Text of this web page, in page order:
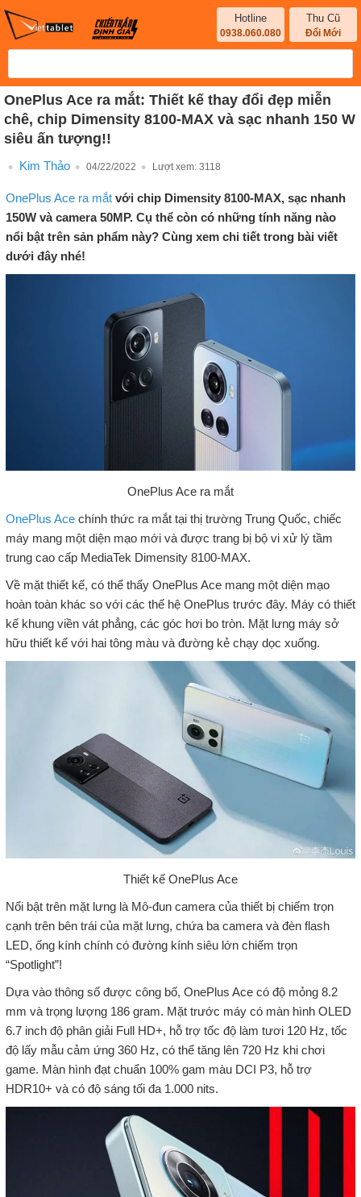
Hotline
0938.060.080
Thu Cũ
Đổi Mới
OnePlus Ace ra mắt: Thiết kế thay đổi đẹp miễn
chê, chip Dimensity 8100-MAX và sạc nhanh 150 W
siêu ấn tượng!!
Kim Thảo 04/22/2022 Lượt xem: 3118
OnePlus Ace ra mắtvới chip Dimensity 8100-MAX, sạc nhanh
150W và camera 50MP. Cụ thể còn có những tính năng nào
nổi bật trên sản phẩm này? Cùng xem chi tiết trong bài viết
dưới đây nhé!
OnePlus Ace ra mắt
OnePlus Ace chính thức ra mắt tại thị trường Trung Quốc, chiếc
máy mang một diện mạo mới và được trang bị bộ vi xử lý tầm
trung cao cấp MediaTek Dimensity 8100-MAX.
Về mặt thiết kế, có thể thấy OnePlus Ace mang một diện mạo
hoàn toàn khác so với các thế hệ OnePlus trước đây. Máy có thiết
kế khung viền vát phẳng, các góc hơi bo tròn. Mặt lưng máy sở
hữu thiết kế với hai tông màu và đường kẻ chạy dọc xuống.
Thiết kế OnePlus Ace
Nổi bật trên mặt lưng là Mô-đun camera của thiết bị chiếm trọn
cạnh trên bên trái của mặt lưng, chứa ba camera và đèn flash
LED, ống kính chính có đường kính siêu lớn chiếm trọn
“Spotlight”!
Dựa vào thông số được công bố, OnePlus Ace có độ mỏng 8.2
mm và trọng lượng 186 gram. Mặt trước máy có màn hình OLED
6.7 inch độ phân giải Full HD+, hỗ trợ tốc độ làm tươi 120 Hz, tốc
độ lấy mẫu cảm ứng 360 Hz, có thể tăng lên 720 Hz khi chơi
game. Màn hình đạt chuẩn 100% gam màu DCI P3, hỗ trợ
HDR10+ và có độ sáng tối đa 1.000 nits.